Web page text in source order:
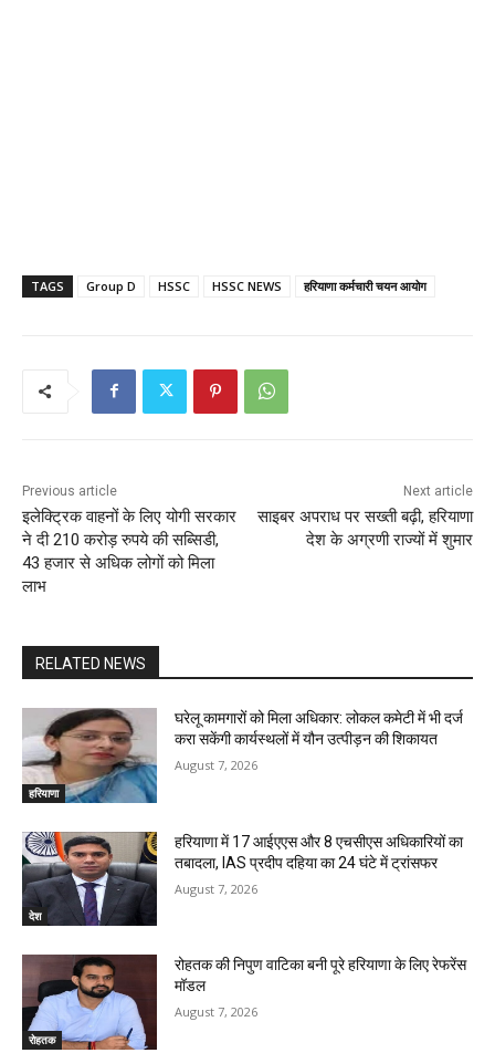
TAGS Group D HSSC HSSC NEWS हरियाणा कर्मचारी चयन आयोग
Previous article
इलेक्ट्रिक वाहनों के लिए योगी सरकार
ने दी 210 करोड़ रुपये की सब्सिडी,
43 हजार से अधिक लोगों को मिला
लाभ
Next article
साइबर अपराध पर सख्ती बढ़ी, हरियाणा
देश के अग्रणी राज्यों में शुमार
RELATED NEWS
हरियाणा
घरेलू कामगारों को मिला अधिकार: लोकल कमेटी में भी दर्ज
करा सकेंगी कार्यस्थलों में यौन उत्पीड़न की शिकायत
August 7, 2026
देश
हरियाणा में 17 आईएएस और 8 एचसीएस अधिकारियों का
तबादला, IAS प्रदीप दहिया का 24 घंटे में ट्रांसफर
August 7, 2026
रोहतक
रोहतक की निपुण वाटिका बनी पूरे हरियाणा के लिए रेफरेंस
मॉडल
August 7, 2026